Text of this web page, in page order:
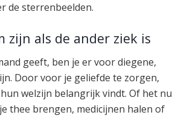
de sterrenbeelden.
zijn als de ander ziek is
geeft, ben je er voor diegene,
Door voor je geliefde te zorgen,
welzijn belangrijk vindt. Of het nu
thee brengen, medicijnen halen of